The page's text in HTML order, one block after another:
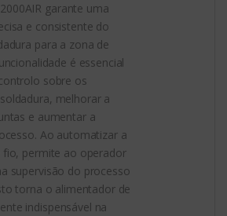
garante uma
e consistente do
para a zona de
é essencial
sobre os
melhorar a
e aumentar a
Ao automatizar a
fio, permite ao operador
supervisão do processo
torna o alimentador de
indispensável na